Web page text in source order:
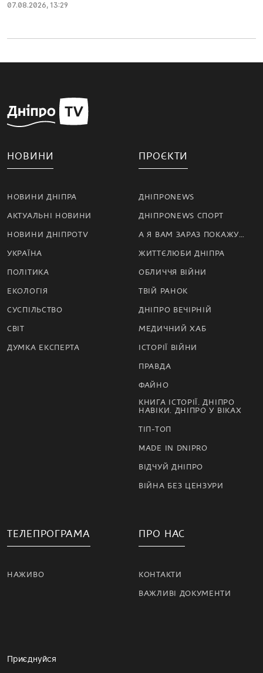
07.08.2026, 13:29
НОВИНИ
НОВИНИ ДНІПРА
АКТУАЛЬНІ НОВИНИ
НОВИНИ ДНІПРОTV
УКРАЇНА
ПОЛІТИКА
ЕКОЛОГІЯ
СУСПІЛЬСТВО
СВІТ
ДУМКА ЕКСПЕРТА
ПРОЄКТИ
ДНІПРОNEWS
ДНІПРОNEWS СПОРТ
А Я ВАМ ЗАРАЗ ПОКАЖУ…
ЖИТТЄЛЮБИ ДНІПРА
ОБЛИЧЧЯ ВІЙНИ
ТВІЙ РАНОК
ДНІПРО ВЕЧІРНІЙ
МЕДИЧНИЙ ХАБ
ІСТОРІЇ ВІЙНИ
ПРАВДА
ФАЙНО
КНИГА ІСТОРІЇ. ДНІПРО
НАВІКИ. ДНІПРО У ВІКАХ
ТІП-ТОП
MADE IN DNIPRO
ВІДЧУЙ ДНІПРО
ВІЙНА БЕЗ ЦЕНЗУРИ
ТЕЛЕПРОГРАМА
НАЖИВО
ПРО НАС
КОНТАКТИ
ВАЖЛИВІ ДОКУМЕНТИ
Приєднуйся